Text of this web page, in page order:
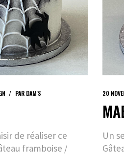
PAR DAM'S
de réaliser ce
framboise /
20
Un